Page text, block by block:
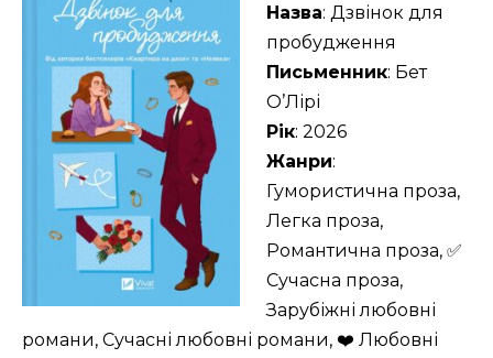
Назва: Дзвінок для
пробудження
Письменник: Бет
О’Лірі
Рік: 2026
Жанри:
Гумористична проза,
Легка проза,
Романтична проза, ✅
Сучасна проза,
Зарубіжні любовні
романи, Сучасні любовні романи, ❤️ Любовні